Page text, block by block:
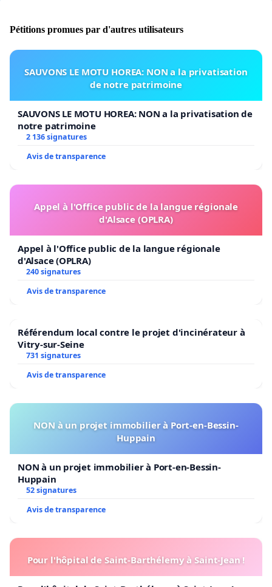
Pétitions promues par d'autres utilisateurs
SAUVONS LE MOTU HOREA: NON a la privatisation
de notre patrimoine
SAUVONS LE MOTU HOREA: NON a la privatisation de
notre patrimoine
2 136 signatures
Avis de transparence
Appel à l'Office public de la langue régionale
d'Alsace (OPLRA)
Appel à l'Office public de la langue régionale
d'Alsace (OPLRA)
240 signatures
Avis de transparence
Référendum local contre le projet d'incinérateur à
Vitry-sur-Seine
731 signatures
Avis de transparence
NON à un projet immobilier à Port-en-Bessin-
Huppain
NON à un projet immobilier à Port-en-Bessin-
Huppain
52 signatures
Avis de transparence
Pour l'hôpital de Saint-Barthélemy à Saint-Jean !